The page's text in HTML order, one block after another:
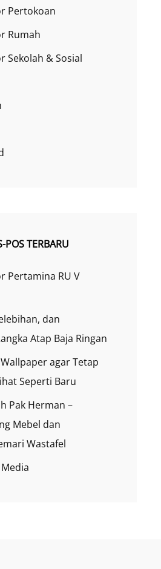
Pertokoan
Rumah
Sekolah & Sosial
POS TERBARU
Pertamina RU V
dan
Atap Baja Ringan
agar Tetap
Seperti Baru
Pak Herman –
Mebel dan
Wastafel